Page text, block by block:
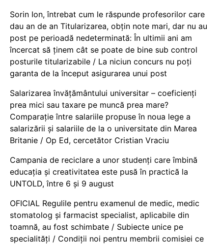
Sorin Ion, întrebat cum le răspunde profesorilor care
dau an de an Titularizarea, obțin note mari, dar nu au
post pe perioadă nedeterminată: În ultimii ani am
încercat să ținem cât se poate de bine sub control
posturile titularizabile / La niciun concurs nu poți
garanta de la început asigurarea unui post
Salarizarea învățământului universitar – coeficienți
prea mici sau taxare pe muncă prea mare?
Comparație între salariile propuse în noua lege a
salarizării și salariile de la o universitate din Marea
Britanie / Op Ed, cercetător Cristian Vraciu
Campania de reciclare a unor studenți care îmbină
educația și creativitatea este pusă în practică la
UNTOLD, între 6 și 9 august
OFICIAL Regulile pentru examenul de medic, medic
stomatolog și farmacist specialist, aplicabile din
toamnă, au fost schimbate / Subiecte unice pe
specialități / Condiții noi pentru membrii comisiei ce